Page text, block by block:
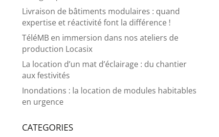
Livraison de bâtiments modulaires : quand
expertise et réactivité font la différence !
TéléMB en immersion dans nos ateliers de
production Locasix
La location d’un mat d’éclairage : du chantier
aux festivités
Inondations : la location de modules habitables
en urgence
CATEGORIES